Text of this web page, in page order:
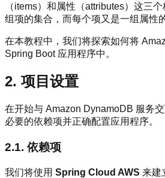
（items）和属性（attributes）这三
组项的集合，而每个项又是一组属性
在本教程中，我们将探索如何将
Spring Boot 应用程序中。
2. 项目设置
在开始与 Amazon DynamoDB 服务
必要的依赖项并正确配置应用程序。
2.1. 依赖项
我们将使用 Spring Cloud AWS 来建